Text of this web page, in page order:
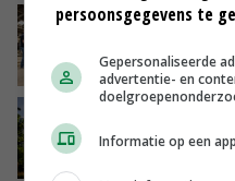
Na
VANDAAG, 07:00
minister
persoonsgegevens te
Gepersonaliseerde
advertentie- en
Informatie op een